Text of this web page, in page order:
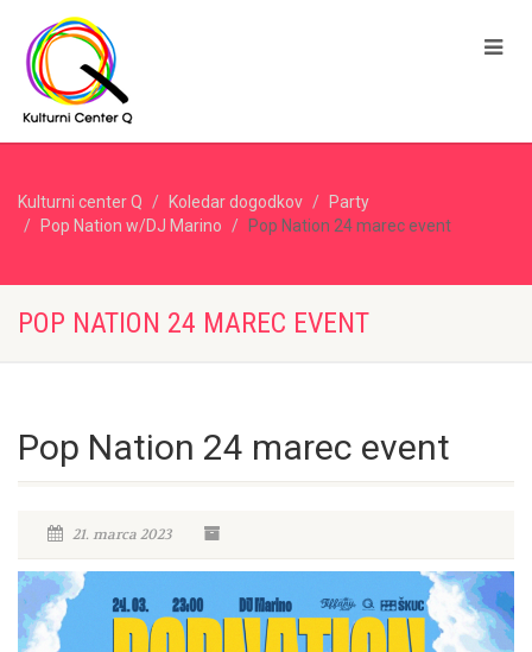
Kulturni center Q Koledar dogodkov
Party
Pop Nation w/DJ Marino
Pop Nation 24 marec event
POP NATION 24 MAREC EVENT
Pop Nation 24 marec event
21. marca 2023